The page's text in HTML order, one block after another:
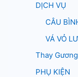
DỊCH VỤ
CÂU
VÁ VỎ
Thay
PHỤ KIỆN